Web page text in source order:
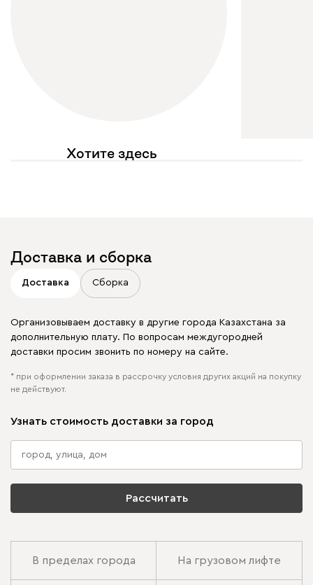
Хотите здесь
Доставка и сборка
Доставка Сборка
Организовываем доставку в другие города Казахстана за
дополнительную плату. По вопросам междугородней
доставки просим звонить по номеру на сайте.
* при оформлении заказа в рассрочку условия других акций на покупку
не действуют.
Узнать стоимость доставки за город
Рассчитать
В пределах города На грузовом лифте